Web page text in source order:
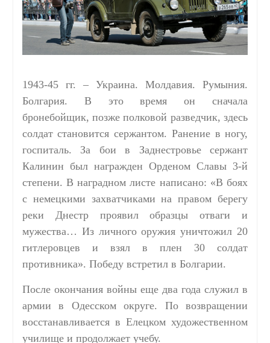
1943-45 гг. – Украина. Молдавия. Румыния.
Болгария. В это время он сначала
бронебойщик, позже полковой разведчик, здесь
солдат становится сержантом. Ранение в ногу,
госпиталь. За бои в Заднестровье сержант
Калинин был награжден Орденом Славы 3-й
степени. В наградном листе написано: «В боях
с немецкими захватчиками на правом берегу
реки Днестр проявил образцы отваги и
мужества… Из личного оружия уничтожил 20
гитлеровцев и взял в плен 30 солдат
противника». Победу встретил в Болгарии.
После окончания войны еще два года служил в
армии в Одесском округе. По возвращении
восстанавливается в Елецком художественном
училище и продолжает учебу.